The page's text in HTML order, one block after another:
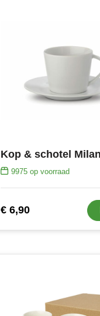
9975op voorraad
€ 6,90